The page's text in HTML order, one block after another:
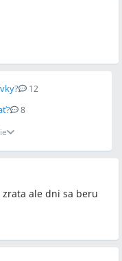
12
8
ale dni sa beru